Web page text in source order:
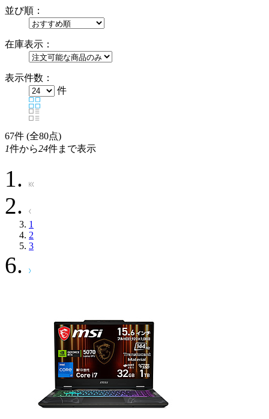
並び順：
在庫表示：
表示件数：
件
67件 (全80点)
1件から24件まで表示
1
2
3